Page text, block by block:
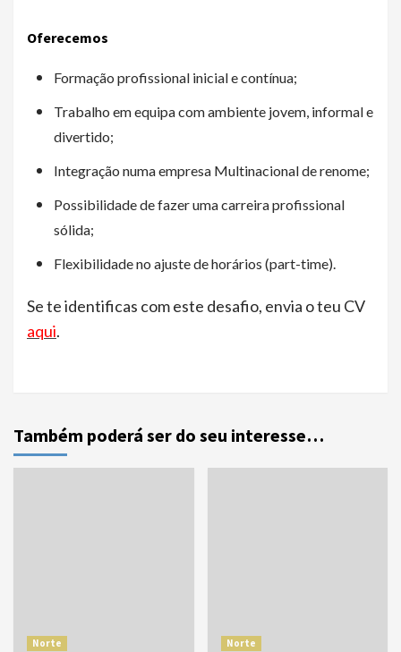
Oferecemos
Formação profissional inicial e contínua;
Trabalho em equipa com ambiente jovem, informal e
divertido;
Integração numa empresa Multinacional de renome;
Possibilidade de fazer uma carreira profissional
sólida;
Flexibilidade no ajuste de horários (part-time).
Se te identificas com este desafio, envia o teu CV
aqui.
Também poderá ser do seu interesse…
Norte Norte